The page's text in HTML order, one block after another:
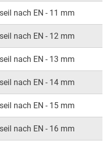
nach EN - 11 mm
nach EN - 12 mm
nach EN - 13 mm
nach EN - 14 mm
nach EN - 15 mm
nach EN - 16 mm